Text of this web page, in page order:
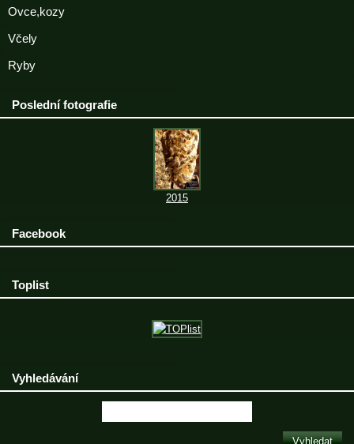
Ovce,kozy
Včely
Ryby
Poslední fotografie
2015
Facebook
Toplist
Vyhledávání